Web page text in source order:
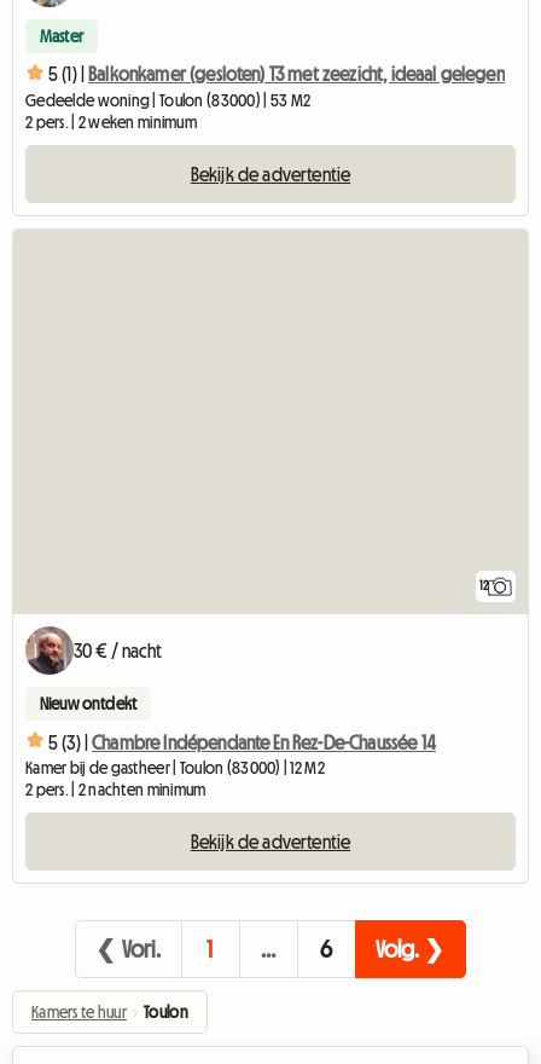
Master
5 (1) | Balkonkamer (gesloten) T3 met zeezicht, ideaal gelegen
Gedeelde woning | Toulon (83000) | 53 M2
2 pers. | 2 weken minimum
Bekijk de advertentie
12
30 € / nacht
Nieuw ontdekt
5 (3) | Chambre Indépendante En Rez-De-Chaussée 14
Kamer bij de gastheer | Toulon (83000) | 12 M2
2 pers. | 2 nachten minimum
Bekijk de advertentie
❮ Vori. 1 … 6 Volg. ❯
Kamers te huur › Toulon